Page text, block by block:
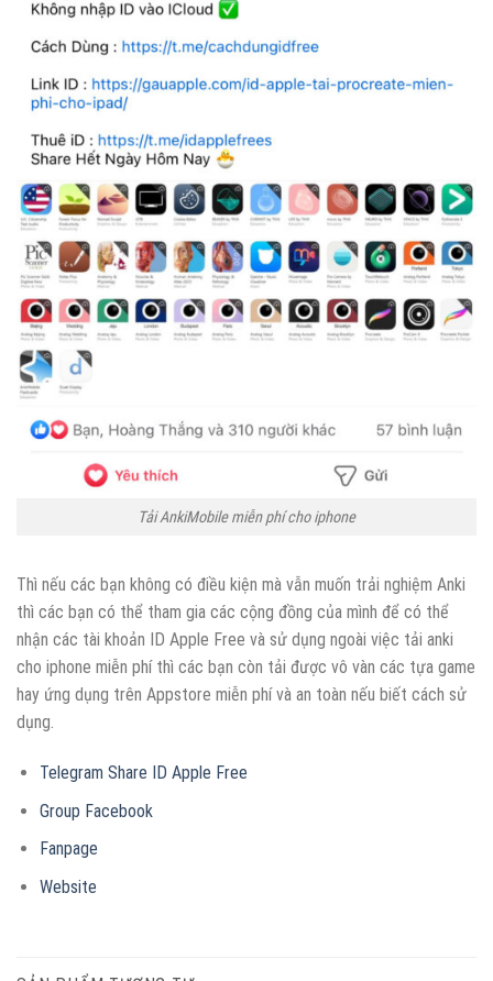
Tải AnkiMobile miễn phí cho iphone
Thì nếu các bạn không có điều kiện mà vẫn muốn trải nghiệm Anki
thì các bạn có thể tham gia các cộng đồng của mình để có thể
nhận các tài khoản ID Apple Free và sử dụng ngoài việc tải anki
cho iphone miễn phí thì các bạn còn tải được vô vàn các tựa game
hay ứng dụng trên Appstore miễn phí và an toàn nếu biết cách sử
dụng.
Telegram Share ID Apple Free
Group Facebook
Fanpage
Website